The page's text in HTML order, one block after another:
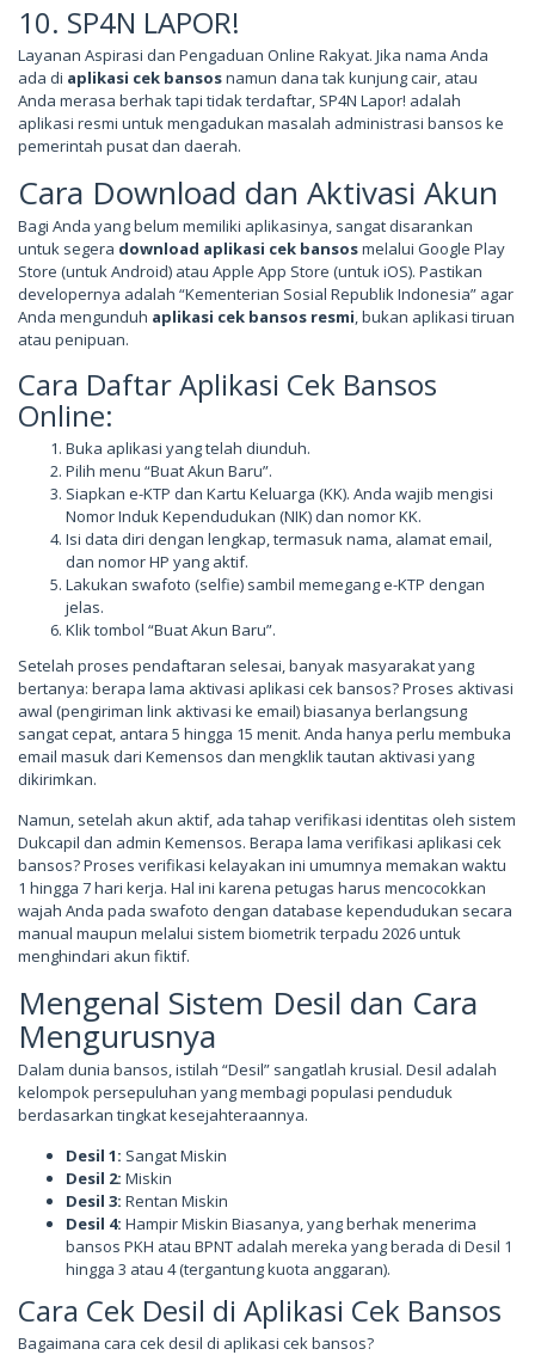
10. SP4N LAPOR!
Layanan Aspirasi dan Pengaduan Online Rakyat. Jika nama Anda
ada di aplikasi cek bansosnamun dana tak kunjung cair, atau
Anda merasa berhak tapi tidak terdaftar, SP4N Lapor! adalah
aplikasi resmi untuk mengadukan masalah administrasi bansos ke
pemerintah pusat dan daerah.
Cara Download dan Aktivasi Akun
Bagi Anda yang belum memiliki aplikasinya, sangat disarankan
untuk segera download aplikasi cek bansosmelalui Google Play
Store (untuk Android) atau Apple App Store (untuk iOS). Pastikan
developernya adalah “Kementerian Sosial Republik Indonesia” agar
Anda mengunduh aplikasi cek bansos resmi, bukan aplikasi tiruan
atau penipuan.
Cara Daftar Aplikasi Cek Bansos
Online:
Buka aplikasi yang telah diunduh.
Pilih menu “Buat Akun Baru”.
Siapkan e-KTP dan Kartu Keluarga (KK). Anda wajib mengisi
Nomor Induk Kependudukan (NIK) dan nomor KK.
Isi data diri dengan lengkap, termasuk nama, alamat email,
dan nomor HP yang aktif.
Lakukan swafoto (selfie) sambil memegang e-KTP dengan
jelas.
Klik tombol “Buat Akun Baru”.
Setelah proses pendaftaran selesai, banyak masyarakat yang
bertanya: berapa lama aktivasi aplikasi cek bansos? Proses aktivasi
awal (pengiriman link aktivasi ke email) biasanya berlangsung
sangat cepat, antara 5 hingga 15 menit. Anda hanya perlu membuka
email masuk dari Kemensos dan mengklik tautan aktivasi yang
dikirimkan.
Namun, setelah akun aktif, ada tahap verifikasi identitas oleh sistem
Dukcapil dan admin Kemensos. Berapa lama verifikasi aplikasi cek
bansos? Proses verifikasi kelayakan ini umumnya memakan waktu
1 hingga 7 hari kerja. Hal ini karena petugas harus mencocokkan
wajah Anda pada swafoto dengan database kependudukan secara
manual maupun melalui sistem biometrik terpadu 2026 untuk
menghindari akun fiktif.
Mengenal Sistem Desil dan Cara
Mengurusnya
Dalam dunia bansos, istilah “Desil” sangatlah krusial. Desil adalah
kelompok persepuluhan yang membagi populasi penduduk
berdasarkan tingkat kesejahteraannya.
Desil 1: Sangat Miskin
Desil 2: Miskin
Desil 3: Rentan Miskin
Desil 4: Hampir Miskin Biasanya, yang berhak menerima
bansos PKH atau BPNT adalah mereka yang berada di Desil 1
hingga 3 atau 4 (tergantung kuota anggaran).
Cara Cek Desil di Aplikasi Cek Bansos
Bagaimana cara cek desil di aplikasi cek bansos?